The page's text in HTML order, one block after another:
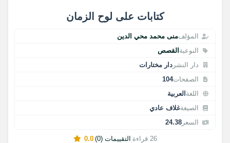
كتابات على لوح الزمان
المؤلفمنى محمد محي الدين
النوعية القصص
دار النشر دار مختارات
الصفحات104
اللغة العربية
الصيغةغلاف عادي
السعر 24.38
26 قراءة التقييمات (0) |
0.0